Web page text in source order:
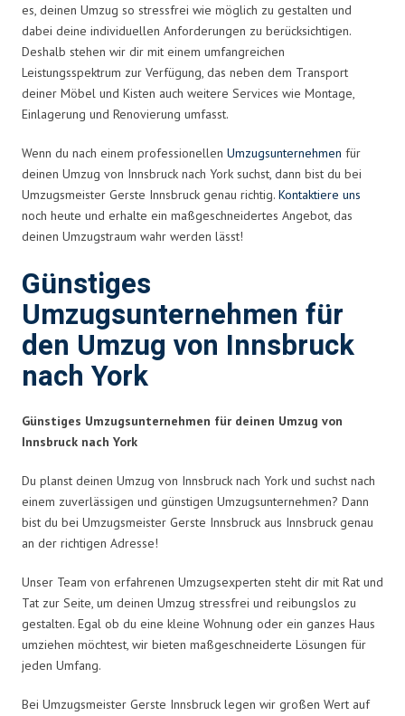
es, deinen Umzug so stressfrei wie möglich zu gestalten und
dabei deine individuellen Anforderungen zu berücksichtigen.
Deshalb stehen wir dir mit einem umfangreichen
Leistungsspektrum zur Verfügung, das neben dem Transport
deiner Möbel und Kisten auch weitere Services wie Montage,
Einlagerung und Renovierung umfasst.
Wenn du nach einem professionellen Umzugsunternehmen für
deinen Umzug von Innsbruck nach York suchst, dann bist du bei
Umzugsmeister Gerste Innsbruck genau richtig. Kontaktiere uns
noch heute und erhalte ein maßgeschneidertes Angebot, das
deinen Umzugstraum wahr werden lässt!
Günstiges
Umzugsunternehmen für
den Umzug von Innsbruck
nach York
Günstiges Umzugsunternehmen für deinen Umzug von
Innsbruck nach York
Du planst deinen Umzug von Innsbruck nach York und suchst nach
einem zuverlässigen und günstigen Umzugsunternehmen? Dann
bist du bei Umzugsmeister Gerste Innsbruck aus Innsbruck genau
an der richtigen Adresse!
Unser Team von erfahrenen Umzugsexperten steht dir mit Rat und
Tat zur Seite, um deinen Umzug stressfrei und reibungslos zu
gestalten. Egal ob du eine kleine Wohnung oder ein ganzes Haus
umziehen möchtest, wir bieten maßgeschneiderte Lösungen für
jeden Umfang.
Bei Umzugsmeister Gerste Innsbruck legen wir großen Wert auf